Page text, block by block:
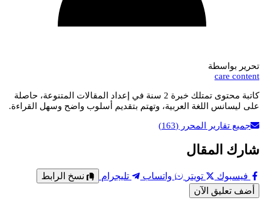
تحرير بواسطة
care content
كاتبة محتوى تمتلك خبرة 2 سنة في إعداد المقالات المتنوعة، حاصلة
على ليسانس اللغة العربية، وتهتم بتقديم أسلوب واضح وسهل القراءة.
جميع تقارير المحرر (163)
شارك المقال
فيسبوك تويتر واتساب تليجرام
نسخ الرابط
أضف تعليق الآن